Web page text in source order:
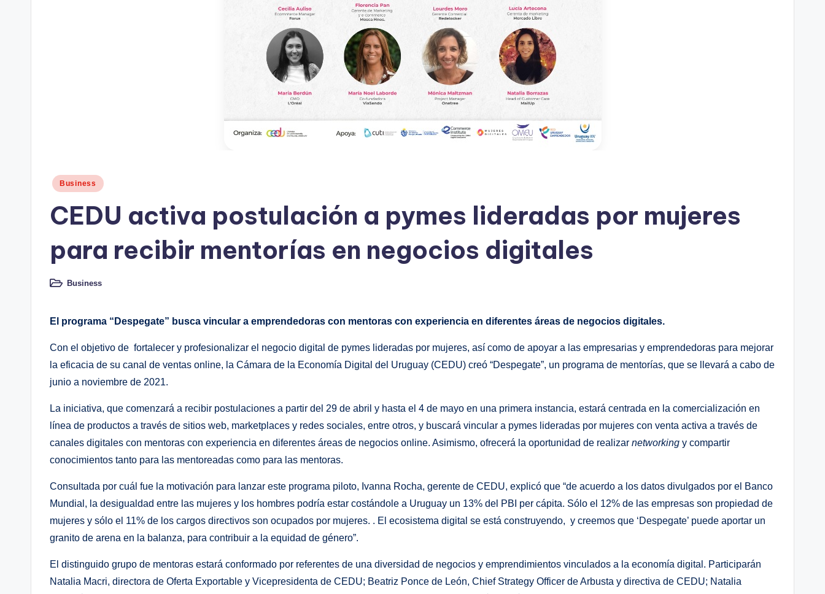
Publicado
Business
CEDU activa postulación a pymes lideradas por mujeres
para recibir mentorías en negocios digitales
Publicado
Business
El programa “Despegate” busca vincular a emprendedoras con mentoras con experiencia en diferentes áreas de negocios digitales.
Con el objetivo de fortalecer y profesionalizar el negocio digital de pymes lideradas por mujeres, así como de apoyar a las empresarias y emprendedoras para mejorar
la eficacia de su canal de ventas online, la Cámara de la Economía Digital del Uruguay (CEDU) creó “Despegate”, un programa de mentorías, que se llevará a cabo de
junio a noviembre de 2021.
La iniciativa, que comenzará a recibir postulaciones a partir del 29 de abril y hasta el 4 de mayo en una primera instancia, estará centrada en la comercialización en
línea de productos a través de sitios web, marketplaces y redes sociales, entre otros, y buscará vincular a pymes lideradas por mujeres con venta activa a través de
canales digitales con mentoras con experiencia en diferentes áreas de negocios online. Asimismo, ofrecerá la oportunidad de realizar networking y compartir
conocimientos tanto para las mentoreadas como para las mentoras.
Consultada por cuál fue la motivación para lanzar este programa piloto, Ivanna Rocha, gerente de CEDU, explicó que “de acuerdo a los datos divulgados por el Banco
Mundial, la desigualdad entre las mujeres y los hombres podría estar costándole a Uruguay un 13% del PBI per cápita. Sólo el 12% de las empresas son propiedad de
mujeres y sólo el 11% de los cargos directivos son ocupados por mujeres. . El ecosistema digital se está construyendo, y creemos que ‘Despegate’ puede aportar un
granito de arena en la balanza, para contribuir a la equidad de género”.
El distinguido grupo de mentoras estará conformado por referentes de una diversidad de negocios y emprendimientos vinculados a la economía digital. Participarán
Natalia Macri, directora de Oferta Exportable y Vicepresidenta de CEDU; Beatriz Ponce de León, Chief Strategy Officer de Arbusta y directiva de CEDU; Natalia